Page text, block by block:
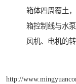
箱体四周覆土
箱控制线与水
风机、电机的
http://